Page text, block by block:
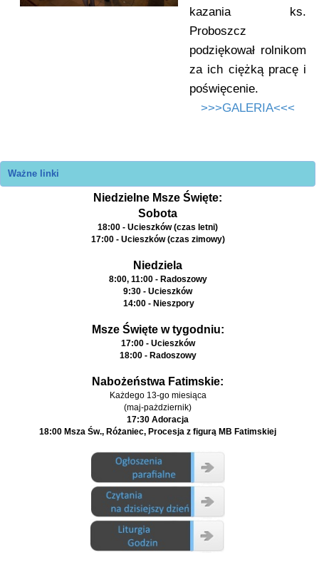
kazania ks.
Proboszcz
podziękował rolnikom
za ich ciężką pracę i
poświęcenie.
>>>GALERIA<<<
Ważne linki
Niedzielne Msze Święte:
Sobota
18:00 - Ucieszków (czas letni)
17:00 - Ucieszków (czas zimowy)
Niedziela
8:00, 11:00 - Radoszowy
9:30 - Ucieszków
14:00 - Nieszpory
Msze Święte w tygodniu:
17:00 - Ucieszków
18:00 - Radoszowy
Nabożeństwa Fatimskie:
Każdego 13-go miesiąca
(maj-pażdziernik)
17:30 Adoracja
18:00 Msza Św., Różaniec, Procesja z figurą MB Fatimskiej